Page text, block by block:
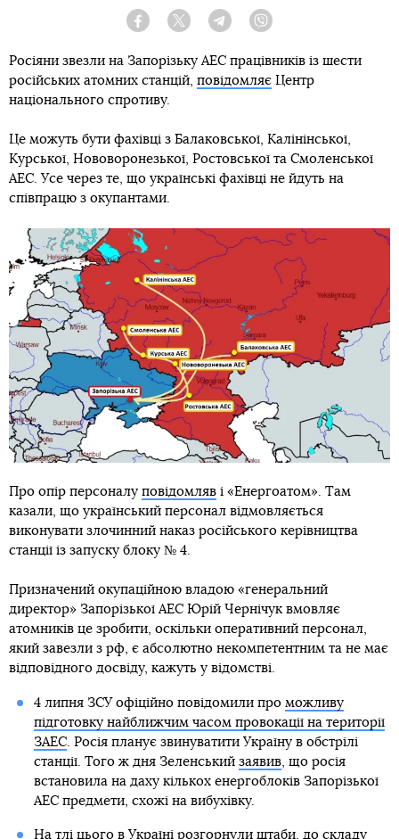
Facebook Twitter Telegram
Росіяни звезли на Запорізьку АЕС працівників із шести
російських атомних станцій, повідомляє Центр
національного спротиву.
Це можуть бути фахівці з Балаковської, Калінінської,
Курської, Нововоронезької, Ростовської та Смоленської
АЕС. Усе через те, що українські фахівці не йдуть на
співпрацю з окупантами.
Про опір персоналу повідомляв і «Енергоатом». Там
казали, що український персонал відмовляється
виконувати злочинний наказ російського керівництва
станції із запуску блоку № 4.
Призначений окупаційною владою «генеральний
директор» Запорізької АЕС Юрій Чернічук вмовляє
атомників це зробити, оскільки оперативний персонал,
який завезли з рф, є абсолютно некомпетентним та не має
відповідного досвіду, кажуть у відомстві.
4 липня ЗСУ офіційно повідомили про можливу
підготовку найближчим часом провокації на території
ЗАЕС. Росія планує звинуватити Україну в обстрілі
станції. Того ж дня Зеленський заявив, що росія
встановила на даху кількох енергоблоків Запорізької
АЕС предмети, схожі на вибухівку.
На тлі цього в Україні розгорнули штаби, до складу